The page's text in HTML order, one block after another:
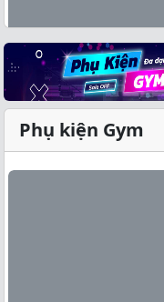
Phụ kiện Gym